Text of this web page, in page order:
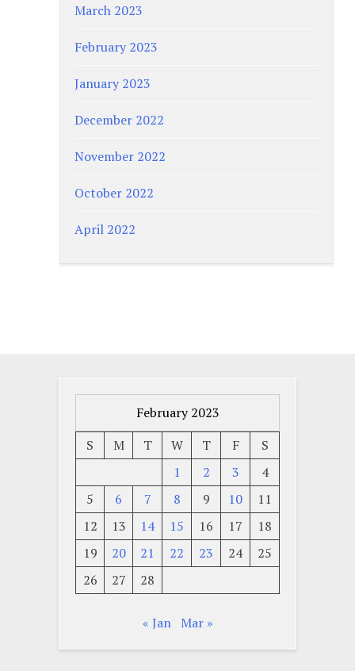
March 2023
February 2023
January 2023
December 2022
November 2022
October 2022
April 2022
February 2023
S
M T W T F
S
1
2 3
4
5
6 7 8 9 10
11
12
13 14 15 16 17
18
19
20 21 22 23 24
25
26
27 28
« Jan Mar »